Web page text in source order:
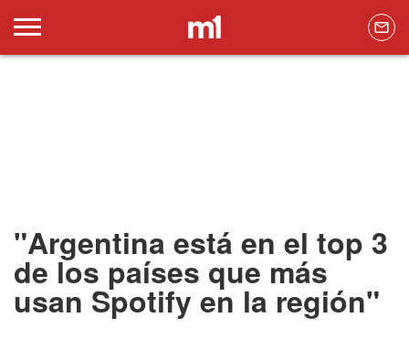
"Argentina está en el top 3
de los países que más
usan Spotify en la región"